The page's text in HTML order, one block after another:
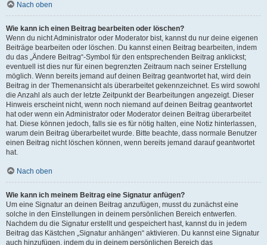
Nach oben
Wie kann ich einen Beitrag bearbeiten oder löschen?
Wenn du nicht Administrator oder Moderator bist, kannst du nur deine eigenen
Beiträge bearbeiten oder löschen. Du kannst einen Beitrag bearbeiten, indem
du das „Ändere Beitrag“-Symbol für den entsprechenden Beitrag anklickst;
eventuell ist dies nur für einen begrenzten Zeitraum nach seiner Erstellung
möglich. Wenn bereits jemand auf deinen Beitrag geantwortet hat, wird dein
Beitrag in der Themenansicht als überarbeitet gekennzeichnet. Es wird sowohl
die Anzahl als auch der letzte Zeitpunkt der Bearbeitungen angezeigt. Dieser
Hinweis erscheint nicht, wenn noch niemand auf deinen Beitrag geantwortet
hat oder wenn ein Administrator oder Moderator deinen Beitrag überarbeitet
hat. Diese können jedoch, falls sie es für nötig halten, eine Notiz hinterlassen,
warum dein Beitrag überarbeitet wurde. Bitte beachte, dass normale Benutzer
einen Beitrag nicht löschen können, wenn bereits jemand darauf geantwortet
hat.
Nach oben
Wie kann ich meinem Beitrag eine Signatur anfügen?
Um eine Signatur an deinen Beitrag anzufügen, musst du zunächst eine
solche in den Einstellungen in deinem persönlichen Bereich entwerfen.
Nachdem du die Signatur erstellt und gespeichert hast, kannst du in jedem
Beitrag das Kästchen „Signatur anhängen“ aktivieren. Du kannst eine Signatur
auch hinzufügen, indem du in deinem persönlichen Bereich das